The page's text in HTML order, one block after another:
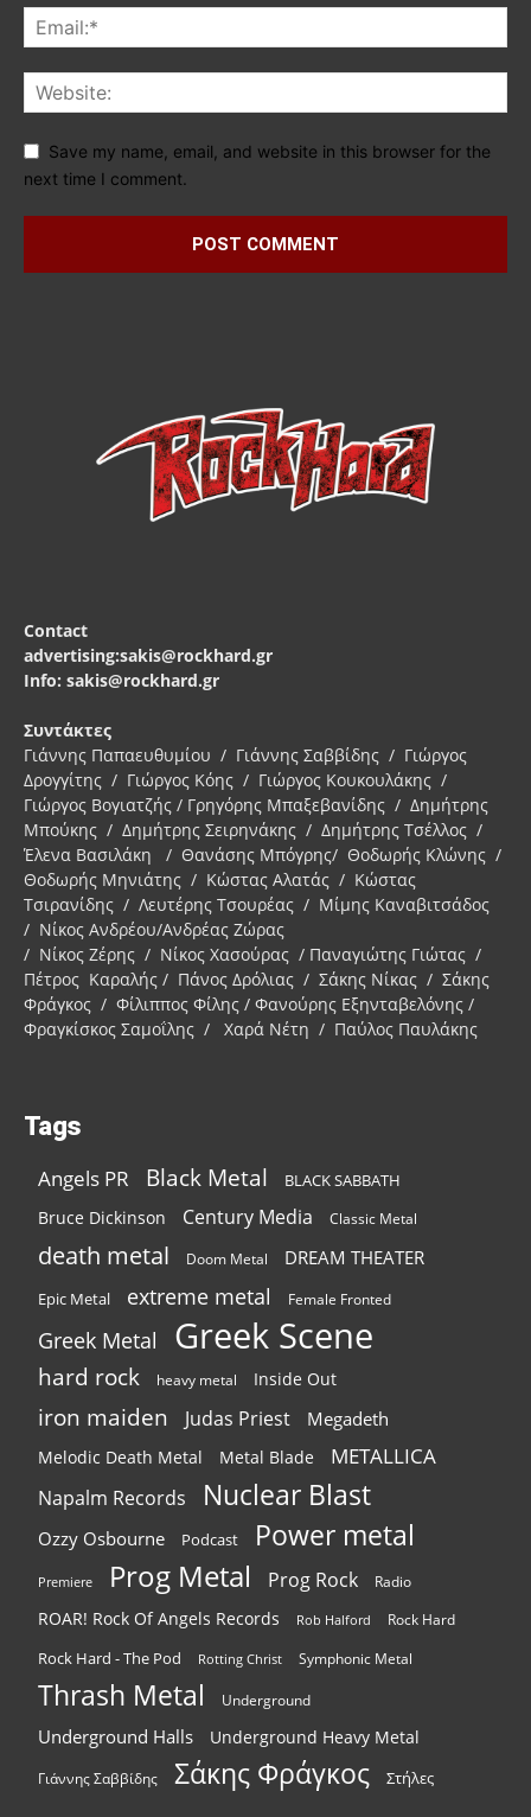
Save my name, email, and website in this browser for the
next time I comment.
Contact
advertising:sakis@rockhard.gr
Info: sakis@rockhard.gr
Συντάκτες
Γιάννης Παπαευθυμίου / Γιάννης Σαββίδης / Γιώργος
Δρογγίτης / Γιώργος Κόης / Γιώργος Κουκουλάκης /
Γιώργος Βογιατζής / Γρηγόρης Μπαξεβανίδης / Δημήτρης
Μπούκης / Δημήτρης Σειρηνάκης / Δημήτρης Τσέλλος /
Έλενα Βασιλάκη / Θανάσης Μπόγρης/ Θοδωρής Κλώνης /
Θοδωρής Μηνιάτης / Κώστας Αλατάς / Κώστας
Τσιρανίδης / Λευτέρης Τσουρέας / Μίμης Καναβιτσάδος
/ Νίκος Ανδρέου/Ανδρέας Ζώρας
/ Νίκος Ζέρης / Νίκος Χασούρας / Παναγιώτης Γιώτας /
Πέτρος Καραλής / Πάνος Δρόλιας / Σάκης Νίκας / Σάκης
Φράγκος / Φίλιππος Φίλης / Φανούρης Εξηνταβελόνης /
Φραγκίσκος Σαμοΐλης / Χαρά Νέτη / Παύλος Παυλάκης
Tags
Angels PR Black Metal BLACK SABBATH
Bruce Dickinson Century Media Classic Metal
death metal Doom Metal DREAM THEATER
Epic Metal extreme metal Female Fronted
Greek Metal Greek Scene
hard rock heavy metal Inside Out
iron maiden Judas Priest Megadeth
Melodic Death Metal Metal Blade METALLICA
Napalm Records Nuclear Blast
Ozzy Osbourne Podcast Power metal
Premiere Prog Metal Prog Rock Radio
ROAR! Rock Of Angels Records Rob Halford Rock Hard
Rock Hard - The Pod Rotting Christ Symphonic Metal
Thrash Metal Underground
Underground Halls Underground Heavy Metal
Γιάννης Σαββίδης Σάκης Φράγκος Στήλες